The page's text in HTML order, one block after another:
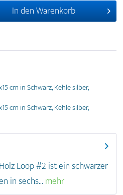
In denWarenkorb
cm in Schwarz, Kehle silber,
cm in Schwarz, Kehle silber,
Loop #2 ist ein schwarzer
in sechs... mehr